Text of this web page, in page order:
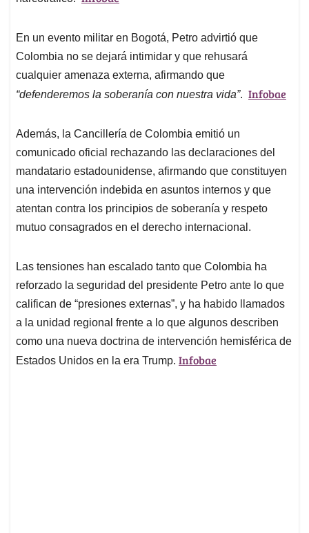
En un evento militar en Bogotá, Petro advirtió que
Colombia no se dejará intimidar y que rehusará
cualquier amenaza externa, afirmando que
“defenderemos la soberanía con nuestra vida”. Infobae
Además, la Cancillería de Colombia emitió un
comunicado oficial rechazando las declaraciones del
mandatario estadounidense, afirmando que constituyen
una intervención indebida en asuntos internos y que
atentan contra los principios de soberanía y respeto
mutuo consagrados en el derecho internacional.
Las tensiones han escalado tanto que Colombia ha
reforzado la seguridad del presidente Petro ante lo que
califican de “presiones externas”, y ha habido llamados
a la unidad regional frente a lo que algunos describen
como una nueva doctrina de intervención hemisférica de
Estados Unidos en la era Trump. Infobae